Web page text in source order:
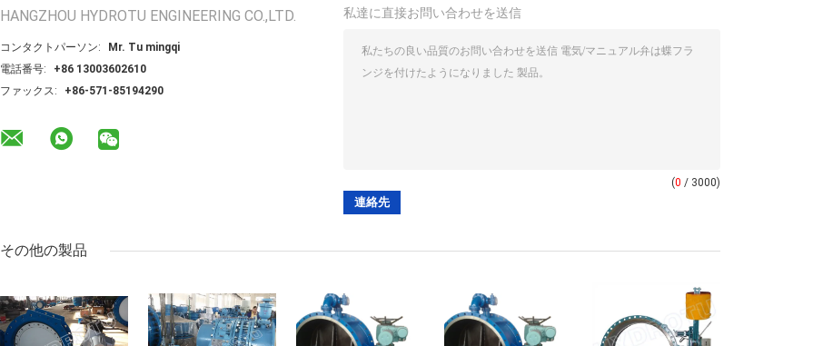
HANGZHOU HYDROTU ENGINEERING CO.,LTD.
コンタクトパーソン:
Mr. Tu mingqi
電話番号:
+86 13003602610
ファックス:
+86-571-85194290
私達に直接お問い合わせを送信
(0 / 3000)
その他の製品